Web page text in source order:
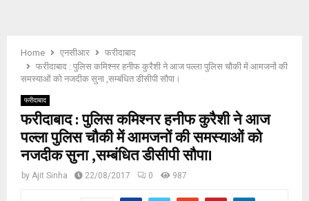
Home एनसीआर
फरीदाबाद
फरीदाबाद : पुलिस कमिश्नर हनीफ कुरैशी ने आज पल्ला पुलिस चौकी में आमजनों की
समस्याओं को नजदीक सुना ,सम्बंधित डीसीपी सौपा।
फरीदाबाद
फरीदाबाद : पुलिस कमिश्नर हनीफ कुरैशी ने आज
पल्ला पुलिस चौकी में आमजनों की समस्याओं को
नजदीक सुना ,सम्बंधित डीसीपी सौपा।
by Ajit Sinha 22/08/2017 0 987